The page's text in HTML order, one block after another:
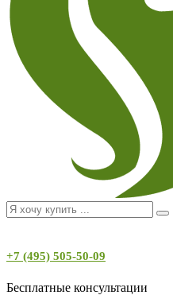
+7 (495) 505-50-09
Бесплатные консультации